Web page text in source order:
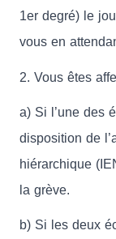
1er degré) le
vous en
2. Vous êtes
a) Si l’une des
disposition de
hiérarchique
la grève.
b) Si les deux